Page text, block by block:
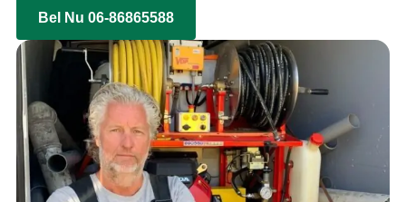
Bel Nu 06-86865588